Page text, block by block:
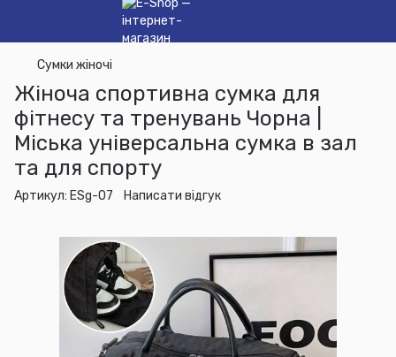
Сумки жіночі
Жіноча спортивна сумка для
фітнесу та тренувань Чорна |
Міська універсальна сумка в зал
та для спорту
Артикул: ESg-07 Написати відгук